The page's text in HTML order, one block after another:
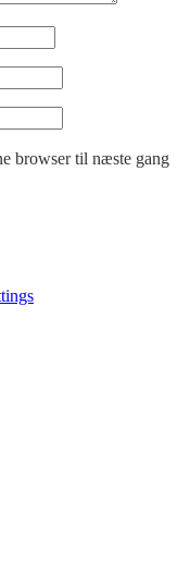
browser til næste gang